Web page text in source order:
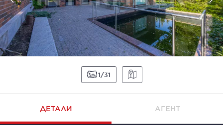
1 31
ДЕТАЛИ АГЕНТ